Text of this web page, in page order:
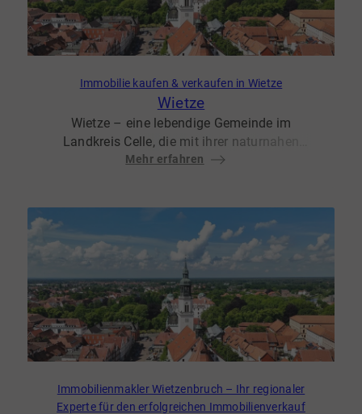
Immobilie kaufen & verkaufen in Wietze
Wietze
Wietze – eine lebendige Gemeinde im
Landkreis Celle, die mit ihrer naturnahen
Lage, einer guten Infrastruktur und hoher
gefragten Wohnort für Familien, Pendler und
Naturliebhaber macht.
Mehr erfahren
Immobilienmakler Wietzenbruch – Ihr regionaler
Experte für den erfolgreichen Immobilienverkauf